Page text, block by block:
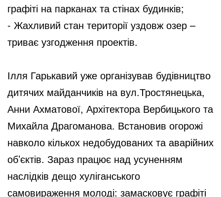
графіті на парканах та стінах будинків;
- Жахливий стан території уздовж озер –
триває узгодження проектів.
Ілля Гарькавий уже організував будівництво
дитячих майданчиків на вул.Тростянецька,
Анни Ахматової, Архітектора Вербицького та
Михайла Драгоманова. Встановив огорожі
навколо кількох недобудованих та аварійних
об’єктів. Зараз працює над усуненням
наслідків дещо хуліганського
самовираження молоді: замасковує графіті